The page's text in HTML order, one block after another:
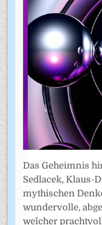
Das Geheimnis
Sedlacek, Klaus-
mythischen
wundervolle,
welcher